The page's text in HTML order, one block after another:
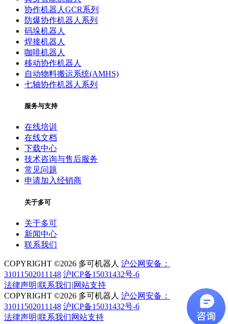
协作机器人GCR系列
防爆协作机器人系列
码垛机器人
焊接机器人
咖啡机器人
移动协作机器人
自动物料搬运系统(AMHS)
七轴协作机器人系列
服务与支持
在线培训
在线文档
下载中心
技术咨询与售后服务
常见问题
申请加入经销商
关于多可
关于多可
新闻中心
联系我们
COPYRIGHT ©2026 多可机器人 沪公网安备：
31011502011148 沪ICP备15031432号-6
法律声明 |联系我们|网站支持
COPYRIGHT ©2026 多可机器人 沪公网安备：
31011502011148 沪ICP备15031432号-6
法律声明 |联系我们网站支持